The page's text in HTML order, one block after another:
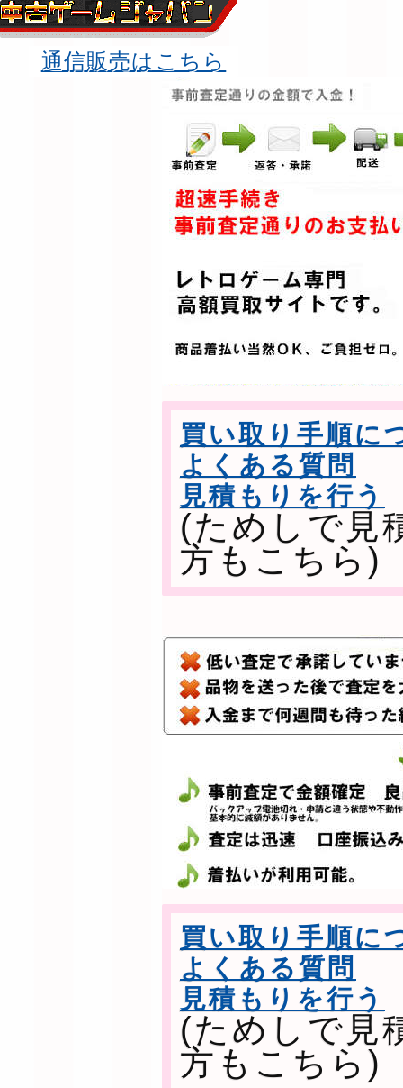
通信販売はこちら
買い取り手順に
よくある質問
見積もりを行う
(ためしで見
方もこちら)
買い取り手順に
よくある質問
見積もりを行う
(ためしで見
方もこちら)